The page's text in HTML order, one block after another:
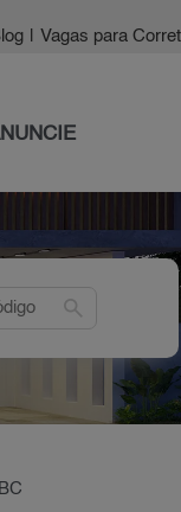
Vagas para
search